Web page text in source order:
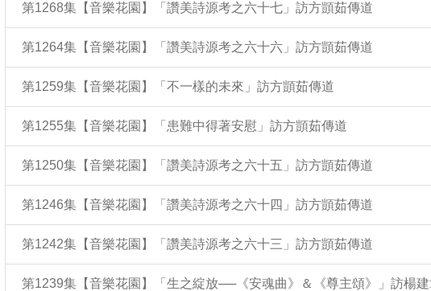
第1268集【音樂花園】「讚美詩源考之六十七」訪方顗茹傳道
第1264集【音樂花園】「讚美詩源考之六十六」訪方顗茹傳道
第1259集【音樂花園】「不一樣的未來」訪方顗茹傳道
第1255集【音樂花園】「患難中得著安慰」訪方顗茹傳道
第1250集【音樂花園】「讚美詩源考之六十五」訪方顗茹傳道
第1246集【音樂花園】「讚美詩源考之六十四」訪方顗茹傳道
第1242集【音樂花園】「讚美詩源考之六十三」訪方顗茹傳道
第1239集【音樂花園】「生之綻放──《安魂曲》＆《尊主頌》」訪楊